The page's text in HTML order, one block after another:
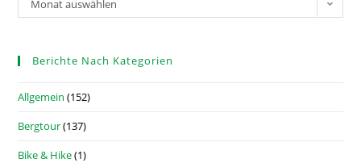
Monat auswählen
Berichte Nach Kategorien
Allgemein (152)
Bergtour(137)
Bike & Hike(1)